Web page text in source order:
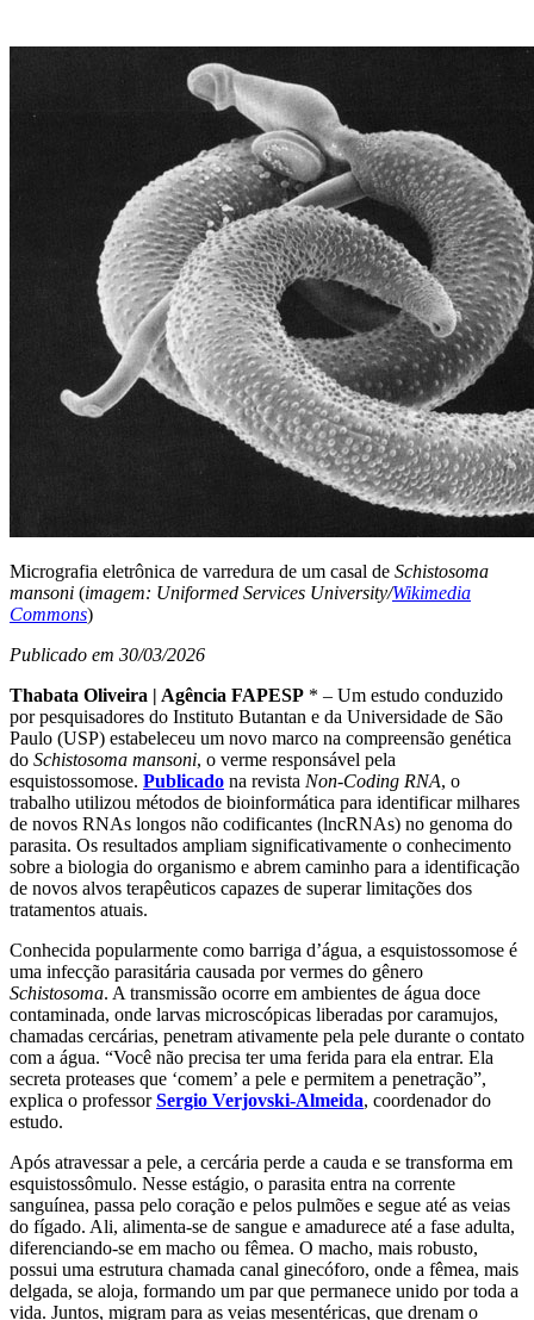
Micrografia eletrônica de varredura de um casal de Schistosoma
mansoni (imagem: Uniformed Services University/Wikimedia
Commons)
Publicado em 30/03/2026
Thabata Oliveira | Agência FAPESP * – Um estudo conduzido
por pesquisadores do Instituto Butantan e da Universidade de São
Paulo (USP) estabeleceu um novo marco na compreensão genética
do Schistosoma mansoni, o verme responsável pela
esquistossomose. Publicado na revista Non-Coding RNA, o
trabalho utilizou métodos de bioinformática para identificar milhares
de novos RNAs longos não codificantes (lncRNAs) no genoma do
parasita. Os resultados ampliam significativamente o conhecimento
sobre a biologia do organismo e abrem caminho para a identificação
de novos alvos terapêuticos capazes de superar limitações dos
tratamentos atuais.
Conhecida popularmente como barriga d’água, a esquistossomose é
uma infecção parasitária causada por vermes do gênero
Schistosoma. A transmissão ocorre em ambientes de água doce
contaminada, onde larvas microscópicas liberadas por caramujos,
chamadas cercárias, penetram ativamente pela pele durante o contato
com a água. “Você não precisa ter uma ferida para ela entrar. Ela
secreta proteases que ‘comem’ a pele e permitem a penetração”,
explica o professorSergio Verjovski-Almeida, coordenador do
estudo.
Após atravessar a pele, a cercária perde a cauda e se transforma em
esquistossômulo. Nesse estágio, o parasita entra na corrente
sanguínea, passa pelo coração e pelos pulmões e segue até as veias
do fígado. Ali, alimenta-se de sangue e amadurece até a fase adulta,
diferenciando-se em macho ou fêmea. O macho, mais robusto,
possui uma estrutura chamada canal ginecóforo, onde a fêmea, mais
delgada, se aloja, formando um par que permanece unido por toda a
vida. Juntos, migram para as veias mesentéricas, que drenam o